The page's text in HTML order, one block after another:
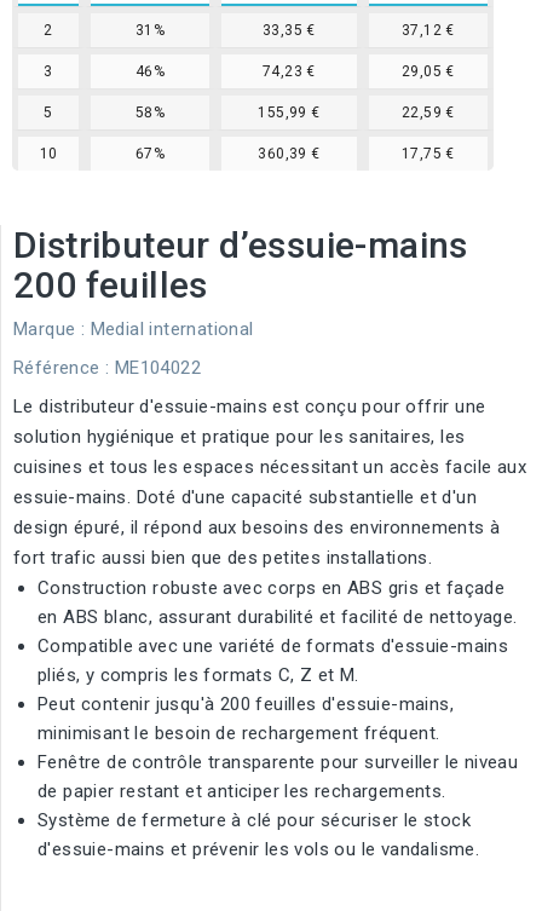
2 31% 33,35 € 37,12 €
3 46% 74,23 € 29,05 €
5 58% 155,99 € 22,59 €
10 67% 360,39 € 17,75 €
Distributeur d’essuie-mains
200 feuilles
Marque : Medial international
Référence : ME104022
Le distributeur d'essuie-mains est conçu pour offrir une
solution hygiénique et pratique pour les sanitaires, les
cuisines et tous les espaces nécessitant un accès facile aux
essuie-mains. Doté d'une capacité substantielle et d'un
design épuré, il répond aux besoins des environnements à
fort trafic aussi bien que des petites installations.
Construction robuste avec corps en ABS gris et façade
en ABS blanc, assurant durabilité et facilité de nettoyage.
Compatible avec une variété de formats d'essuie-mains
pliés, y compris les formats C, Z et M.
Peut contenir jusqu'à 200 feuilles d'essuie-mains,
minimisant le besoin de rechargement fréquent.
Fenêtre de contrôle transparente pour surveiller le niveau
de papier restant et anticiper les rechargements.
Système de fermeture à clé pour sécuriser le stock
d'essuie-mains et prévenir les vols ou le vandalisme.